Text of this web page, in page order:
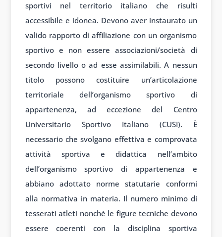
sportivi nel territorio italiano che risulti
accessibile e idonea. Devono aver instaurato un
valido rapporto di affiliazione con un organismo
sportivo e non essere associazioni/società di
secondo livello o ad esse assimilabili. A nessun
titolo possono costituire un’articolazione
territoriale dell’organismo sportivo di
appartenenza, ad eccezione del Centro
Universitario Sportivo Italiano (CUSI). È
necessario che svolgano effettiva e comprovata
attività sportiva e didattica nell’ambito
dell’organismo sportivo di appartenenza e
abbiano adottato norme statutarie conformi
alla normativa in materia. Il numero minimo di
tesserati atleti nonché le figure tecniche devono
essere coerenti con la disciplina sportiva